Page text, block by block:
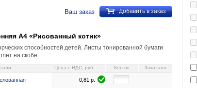
Ваш заказ Добавить в заказ
А4 «Рисованный котик»
способностей детей. Листы тонированной бумаги
на скобе.
Цена c НДС, руб. Кол-во Заказано
0,81 р.